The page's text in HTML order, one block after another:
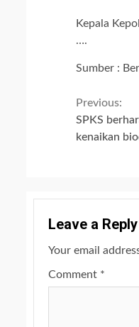
Kepala
….
Sumber :
Previous:
SPKS
kenaikan
Leave a Reply
Your email
Comment *